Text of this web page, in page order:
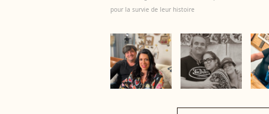
pour la survie de leur histoire